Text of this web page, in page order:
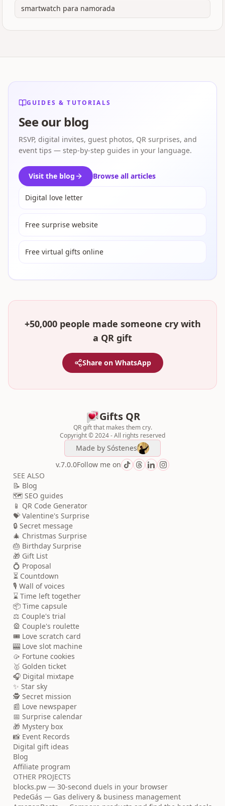
smartwatch para namorada
GUIDES & TUTORIALS
See our blog
RSVP, digital invites, guest photos, QR surprises, and
event tips — step-by-step guides in your language.
Visit the blog Browse all articles
Digital love letter
Free surprise website
Free virtual gifts online
+50,000 people made someone cry with
a QR gift
Share on WhatsApp
Gifts QR
QR gift that makes them cry.
Copyright © 2024 - All rights reserved
Made by Sóstenes
v.7.0.0Follow me on
SEE ALSO
📝 Blog
🗺️ SEO guides
📱 QR Code Generator
💝 Valentine's Surprise
🔒 Secret message
🎄 Christmas Surprise
🎂 Birthday Surprise
🎁 Gift List
💍 Proposal
⏳ Countdown
🎙️ Wall of voices
⌛ Time left together
📦 Time capsule
⚖️ Couple's trial
🎡 Couple's roulette
🎟️ Love scratch card
🎰 Love slot machine
🥠 Fortune cookies
🥇 Golden ticket
🎧 Digital mixtape
✨ Star sky
🕵️ Secret mission
📰 Love newspaper
📅 Surprise calendar
🎁 Mystery box
📸 Event Records
Digital gift ideas
Blog
Affiliate program
OTHER PROJECTS
blocks.pw — 30-second duels in your browser
PedeGás — Gas delivery & business management